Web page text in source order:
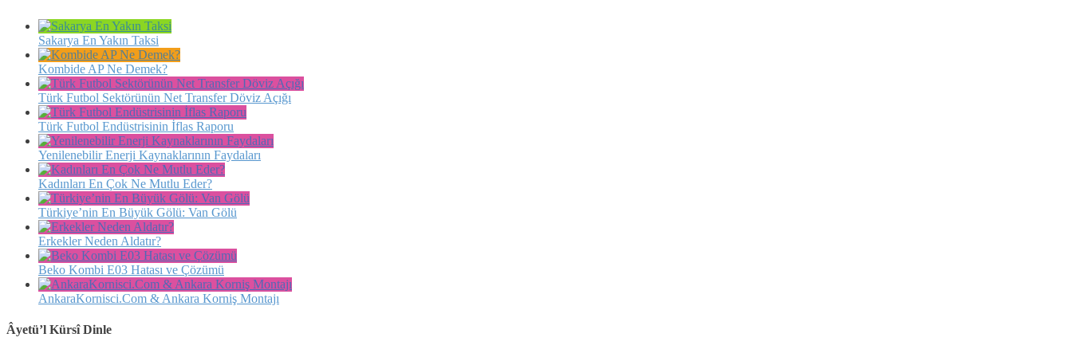
Sakarya En Yakın Taksi
Kombide AP Ne Demek?
Türk Futbol Sektörünün Net Transfer Döviz Açığı
Türk Futbol Endüstrisinin İflas Raporu
Yenilenebilir Enerji Kaynaklarının Faydaları
Kadınları En Çok Ne Mutlu Eder?
Türkiye’nin En Büyük Gölü: Van Gölü
Erkekler Neden Aldatır?
Beko Kombi E03 Hatası ve Çözümü
AnkaraKornisci.Com & Ankara Korniş Montajı
Âyetü’l Kürsî Dinle